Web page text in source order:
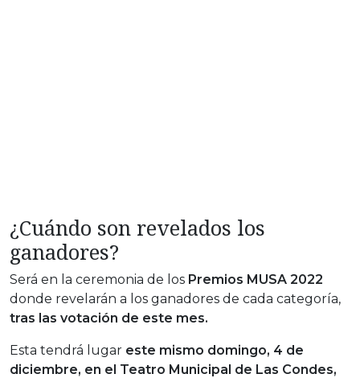
¿Cuándo son revelados los
ganadores?
Será en la ceremonia de los Premios MUSA 2022
donde revelarán a los ganadores de cada categoría,
tras las votación de este mes.
Esta tendrá lugar este mismo domingo, 4 de
diciembre, en el Teatro Municipal de Las Condes,